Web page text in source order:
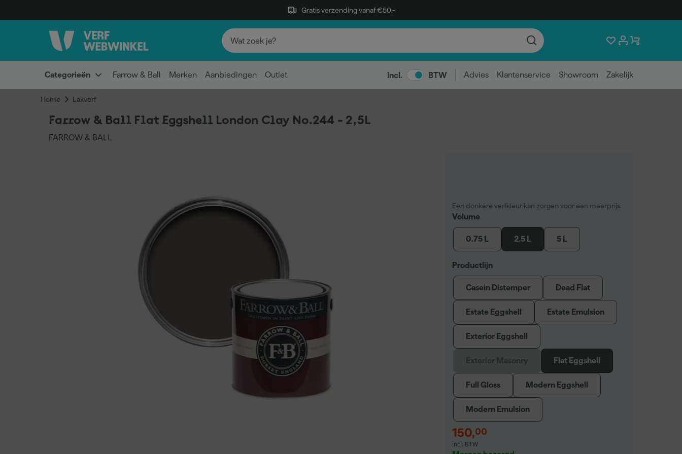
Gratis verzending vanaf €50,-
Categorieën Farrow & Ball Merken Aanbiedingen Outlet Incl. BTW Advies Klantenservice Showroom Zakelijk
Home Lakverf
Farrow & Ball Flat Eggshell London Clay No.244 - 2,5L
FARROW & BALL
Een donkere verfkleur kan zorgen voor een meerprijs.
Volume
0.75 L 2.5 L 5 L
Productlijn
Casein Distemper Dead Flat
Estate Eggshell Estate Emulsion
Exterior Eggshell
Flat Eggshell
Full Gloss Modern Eggshell
Modern Emulsion
150,00
incl. BTW